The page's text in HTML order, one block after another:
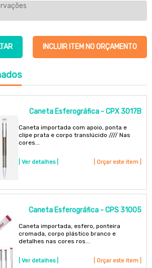
INCLUIR ITEM NO ORÇAMENTO
Caneta Esferográfica - CPX 3017B
Caneta importada com apoio, ponta e
clipe prata e corpo translúcido //// Nas
cores...
| Ver detalhes | | Orçar este item |
Caneta Esferográfica - CPS 31005
Caneta importada, esfero, ponteira
cromada, corpo plástico branco e
detalhes nas cores ros...
| Ver detalhes | | Orçar este item |